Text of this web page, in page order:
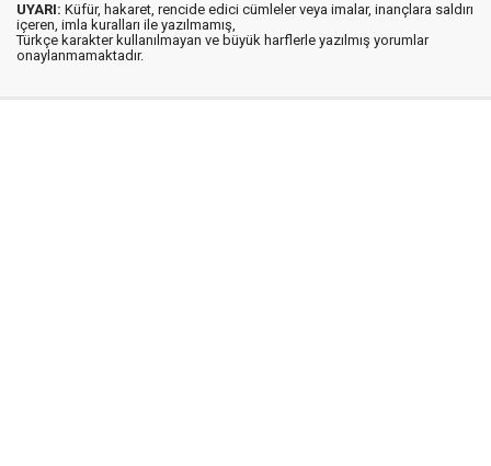
UYARI: Küfür, hakaret, rencide edici cümleler veya imalar, inançlara saldırı
içeren, imla kuralları ile yazılmamış,
Türkçe karakter kullanılmayan ve büyük harflerle yazılmış yorumlar
onaylanmamaktadır.